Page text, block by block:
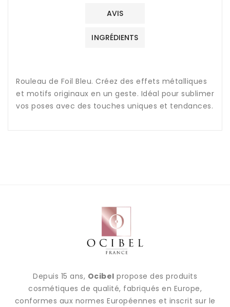
AVIS
INGRÉDIENTS
Rouleau de Foil Bleu. Créez des effets métalliques
et motifs originaux en un geste. Idéal pour sublimer
vos poses avec des touches uniques et tendances.
Depuis 15 ans, Ocibel propose des produits
cosmétiques de qualité, fabriqués en Europe,
conformes aux normes Européennes et inscrit sur le